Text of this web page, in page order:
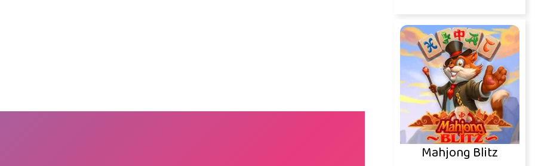
Mahjong Blitz